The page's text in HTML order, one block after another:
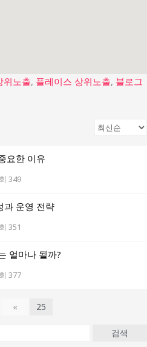
위노출, 플레이스 상위노출, 블로그
요한 이유
349
과 운영 전략
351
얼마나 될까?
377
« 25
검색